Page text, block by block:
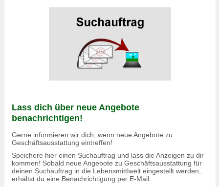
Lass dich über neue Angebote
benachrichtigen!
Gerne informieren wir dich, wenn neue Angebote zu
Geschäftsausstattung eintreffen!
Speichere hier einen Suchauftrag und lass die Anzeigen zu dir
kommen! Sobald neue Angebote zu Geschäftsausstattung für
deinen Suchauftrag in die Lebensmittlwelt eingestellt werden,
erhältst du eine Benachrichtigung per E-Mail.